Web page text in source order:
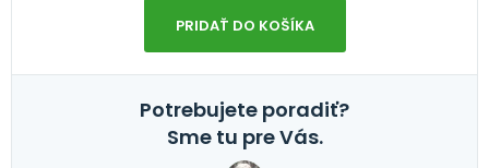
PRIDAŤ DO KOŠÍKA
Potrebujete poradiť?
Sme tu pre Vás.